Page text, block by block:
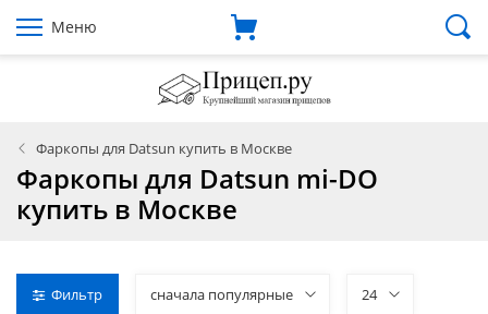
Меню
Фаркопы для Datsun купить в Москве
Фаркопы для Datsun mi-DO
купить в Москве
Фильтр сначала популярные 24